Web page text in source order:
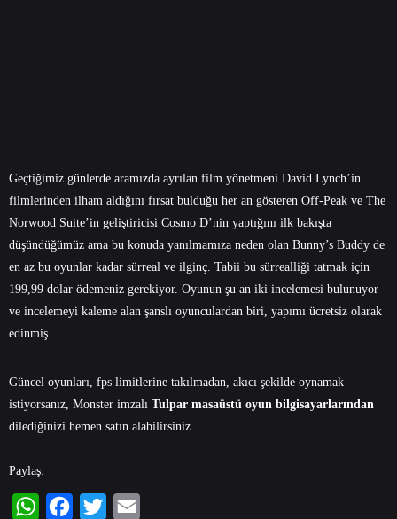
Geçtiğimiz günlerde aramızda ayrılan film yönetmeni David Lynch’in
filmlerinden ilham aldığını fırsat bulduğu her an gösteren Off-Peak ve The
Norwood Suite’in geliştiricisi Cosmo D’nin yaptığını ilk bakışta
düşündüğümüz ama bu konuda yanılmamıza neden olan Bunny’s Buddy de
en az bu oyunlar kadar sürreal ve ilginç. Tabii bu sürrealliği tatmak için
199,99 dolar ödemeniz gerekiyor. Oyunun şu an iki incelemesi bulunuyor
ve incelemeyi kaleme alan şanslı oyunculardan biri, yapımı ücretsiz olarak
edinmiş.
Güncel oyunları, fps limitlerine takılmadan, akıcı şekilde oynamak
istiyorsanız, Monster imzalı Tulpar masaüstü oyun bilgisayarlarından
dilediğinizi hemen satın alabilirsiniz.
Paylaş: